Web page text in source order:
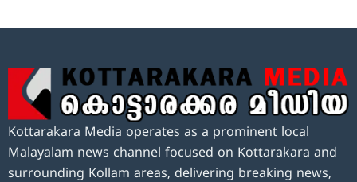
Kottarakara Media operates as a prominent local
Malayalam news channel focused on Kottarakara and
surrounding Kollam areas, delivering breaking news,